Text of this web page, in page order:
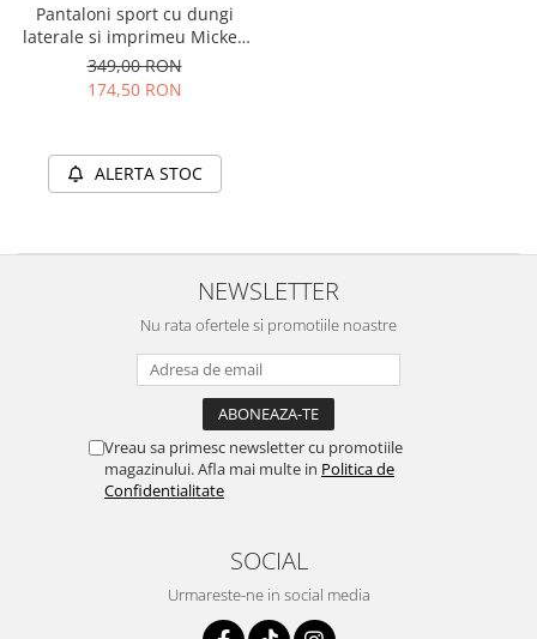
Pantaloni sport cu dungi
laterale si imprimeu Mickey
Mouse
349,00 RON
174,50 RON
ALERTA STOC
NEWSLETTER
Nu rata ofertele si promotiile noastre
Vreau sa primesc newsletter cu promotiile
magazinului. Afla mai multe in Politica de
Confidentialitate
SOCIAL
Urmareste-ne in social media